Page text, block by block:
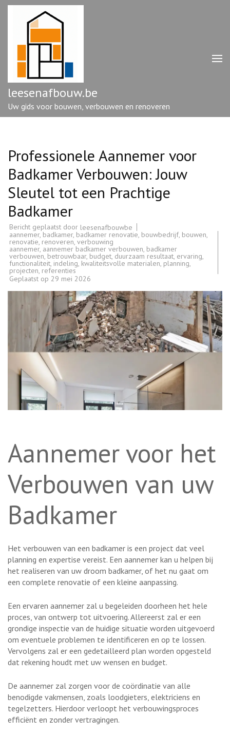
Ga
enter)
leesenafbouw.be
Uw gids voor bouwen, verbouwen en renoveren
Professionele Aannemer voor
Badkamer Verbouwen: Jouw
Sleutel tot een Prachtige
Badkamer
Bericht geplaatst door leesenafbouwbe
aannemer, badkamer, badkamer renovatie, bouwbedrijf, bouwen,
renovatie, renoveren, verbouwing
aannemer, aannemer badkamer verbouwen, badkamer
verbouwen, betrouwbaar, budget, duurzaam resultaat, ervaring,
functionaliteit, indeling, kwaliteitsvolle materialen, planning,
projecten, referenties
Geplaatst op 29 mei 2026
Aannemer voor het
Verbouwen van uw
Badkamer
Het verbouwen van een badkamer is een project dat veel
planning en expertise vereist. Een aannemer kan u helpen bij
het realiseren van uw droom badkamer, of het nu gaat om
een complete renovatie of een kleine aanpassing.
Een ervaren aannemer zal u begeleiden doorheen het hele
proces, van ontwerp tot uitvoering. Allereerst zal er een
grondige inspectie van de huidige situatie worden uitgevoerd
om eventuele problemen te identificeren en op te lossen.
Vervolgens zal er een gedetailleerd plan worden opgesteld
dat rekening houdt met uw wensen en budget.
De aannemer zal zorgen voor de coördinatie van alle
benodigde vakmensen, zoals loodgieters, elektriciens en
tegelzetters. Hierdoor verloopt het verbouwingsproces
efficiënt en zonder vertragingen.